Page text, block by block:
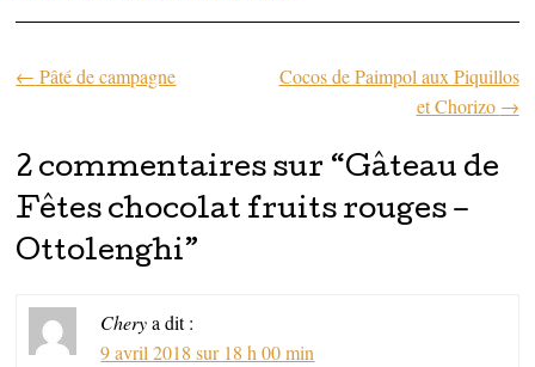
Parcourir les articles
← Pâté de campagne
Cocos de Paimpol aux Piquillos
et Chorizo →
2 commentaires sur “Gâteau de
Fêtes chocolat fruits rouges –
Ottolenghi”
Chery a dit :
9 avril 2018 sur 18 h 00 min